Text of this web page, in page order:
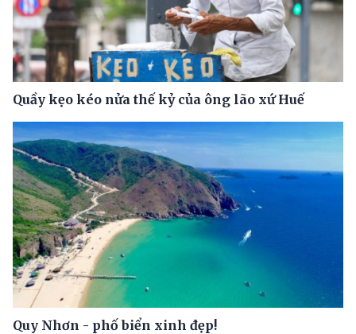
Quầy kẹo kéo nửa thế kỷ của ông lão xứ Huế
Quy Nhơn - phố biển xinh đẹp!